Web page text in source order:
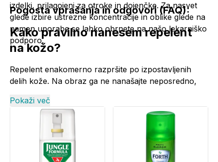
izdelki, prilagojeni za otroke in dojenčke. Za nasvet
glede izbire ustrezne koncentracije in oblike glede na
namen uporabe se lahko obrnete na našo lekarniško
podporo.
Pogosta vprašanja in odgovori (FAQ):
Kako pravilno nanesem repelent
na kožo?
Repelent enakomerno razpršite po izpostavljenih
delih kože. Na obraz ga ne nanašajte neposredno,
čemer se izogibajte stiku z očmi, nosom in ustnicami.
Repelenta ne nanašajte na poškodovano, razdraženo
ali od sonca opečeno kožo. Po nanosu si umijte roke.
Katere aktivne sestavine
Pokaži več